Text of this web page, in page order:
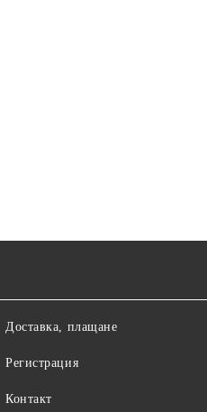
Доставка, плащане
Регистрация
Контакт